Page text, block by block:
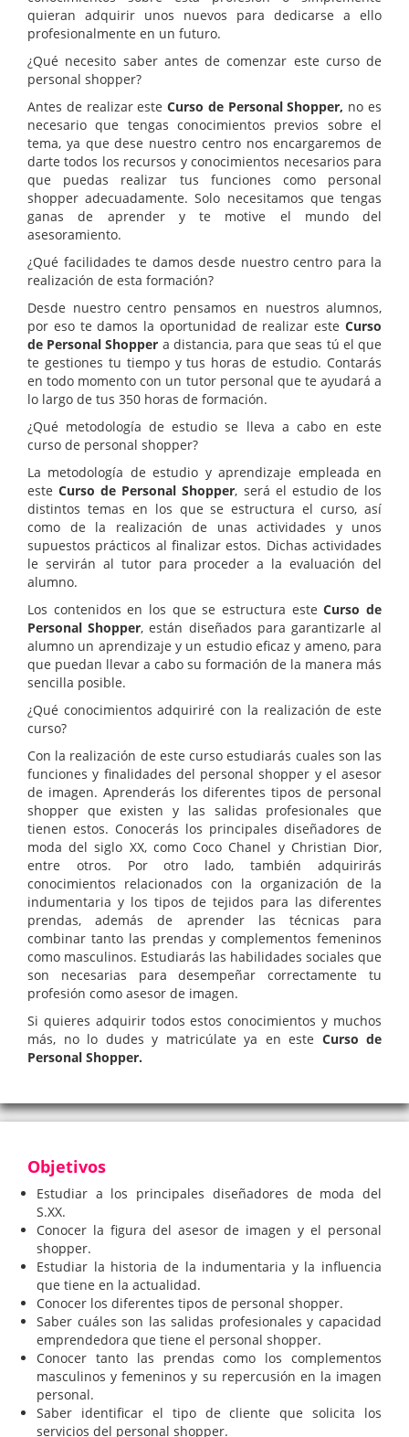
quieran adquirir unos nuevos para dedicarse a ello
profesionalmente en un futuro.
¿Qué necesito saber antes de comenzar este curso de
personal shopper?
Antes de realizar esteCurso de Personal Shopper, no es
necesario que tengas conocimientos previos sobre el
tema, ya que dese nuestro centro nos encargaremos de
darte todos los recursos y conocimientos necesarios para
que puedas realizar tus funciones como personal
shopper adecuadamente. Solo necesitamos que tengas
ganas de aprender y te motive el mundo del
asesoramiento.
¿Qué facilidades te damos desde nuestro centro para la
realización de esta formación?
Desde nuestro centro pensamos en nuestros alumnos,
por eso te damos la oportunidad de realizar este Curso
de Personal Shopper a distancia, para que seas tú el que
te gestiones tu tiempo y tus horas de estudio. Contarás
en todo momento con un tutor personal que te ayudará a
lo largo de tus 350 horas de formación.
¿Qué metodología de estudio se lleva a cabo en este
curso de personal shopper?
La metodología de estudio y aprendizaje empleada en
esteCurso de Personal Shopper, será el estudio de los
distintos temas en los que se estructura el curso, así
como de la realización de unas actividades y unos
supuestos prácticos al finalizar estos. Dichas actividades
le servirán al tutor para proceder a la evaluación del
alumno.
Los contenidos en los que se estructura esteCurso de
Personal Shopper, están diseñados para garantizarle al
alumno un aprendizaje y un estudio eficaz y ameno, para
que puedan llevar a cabo su formación de la manera más
sencilla posible.
¿Qué conocimientos adquiriré con la realización de este
curso?
Con la realización de este curso estudiarás cuales son las
funciones y finalidades del personal shopper y el asesor
de imagen. Aprenderás los diferentes tipos de personal
shopper que existen y las salidas profesionales que
tienen estos. Conocerás los principales diseñadores de
moda del siglo XX, como Coco Chanel y Christian Dior,
entre otros. Por otro lado, también adquirirás
conocimientos relacionados con la organización de la
indumentaria y los tipos de tejidos para las diferentes
prendas, además de aprender las técnicas para
combinar tanto las prendas y complementos femeninos
como masculinos. Estudiarás las habilidades sociales que
son necesarias para desempeñar correctamente tu
profesión como asesor de imagen.
Si quieres adquirir todos estos conocimientos y muchos
más, no lo dudes y matricúlate ya en este Curso de
Personal Shopper.
Objetivos
Estudiar a los principales diseñadores de moda del
S.XX.
Conocer la figura del asesor de imagen y el personal
shopper.
Estudiar la historia de la indumentaria y la influencia
que tiene en la actualidad.
Conocer los diferentes tipos de personal shopper.
Saber cuáles son las salidas profesionales y capacidad
emprendedora que tiene el personal shopper.
Conocer tanto las prendas como los complementos
masculinos y femeninos y su repercusión en la imagen
personal.
Saber identificar el tipo de cliente que solicita los
servicios del personal shopper.